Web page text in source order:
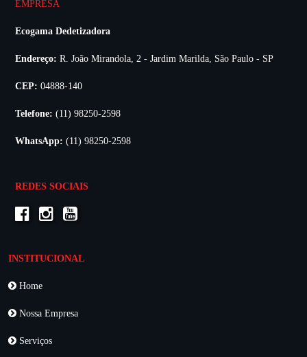
EMPRESA
Ecogama Dedetizadora
Endereço: R. João Mirandola, 2 - Jardim Marilda, São Paulo - SP
CEP: 04888-140
Telefone: (11) 98250-2598
WhatsApp: (11) 98250-2598
REDES SOCIAIS
INSTITUCIONAL
Home
Nossa Empresa
Serviços